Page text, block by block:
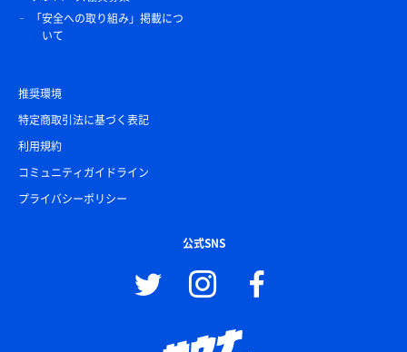
「安全への取り組み」掲載につ
いて
推奨環境
特定商取引法に基づく表記
利用規約
コミュニティガイドライン
プライバシーポリシー
公式SNS